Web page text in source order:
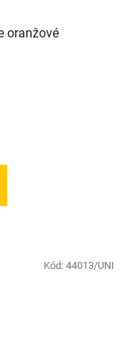
oranžové
Kód: 44013/UNI